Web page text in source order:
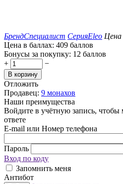
БрендСпециалист СерияEleo Цена
Цена в баллах: 409 баллов
Бонусы за покупку: 12 баллов
+
−
В корзину
Отложить
Продавец: 9 монахов
Наши преимущества
Войдите в учётную запись,
ответе
E-mail или Номер телефона
Пароль
Вход по коду
Запомнить меня
Антибот